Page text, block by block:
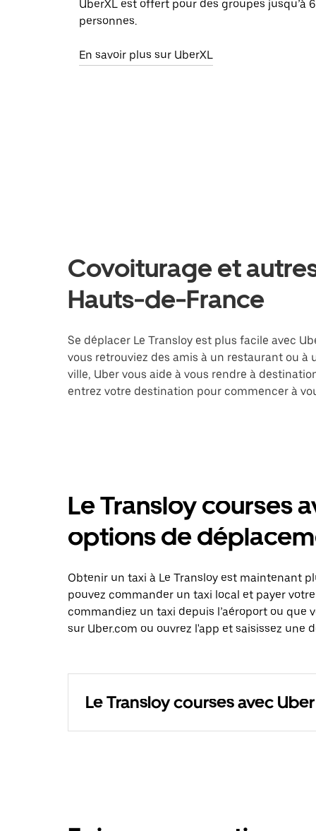
UberXL est offert pour des groupes jusqu’à 6
personnes.
En savoir plus sur UberXL
Covoiturage et
Hauts-de-France
Se déplacer Le Transloy est plus facile avec
vous retrouviez des amis à un restaurant ou
ville, Uber vous aide à vous rendre à
entrez votre destination pour commencer à
Le Transloy courses
options de
Obtenir un taxi à Le Transloy est maintenant
pouvez commander un taxi local et payer
commandiez un taxi depuis l’aéroport ou
sur Uber.com ou ouvrez l'app et saisissez une
Le Transloy courses avec Uber